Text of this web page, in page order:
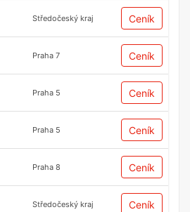
Středočeský kraj Ceník
Praha 7 Ceník
Praha 5 Ceník
Praha 5 Ceník
Praha 8 Ceník
Středočeský kraj Ceník